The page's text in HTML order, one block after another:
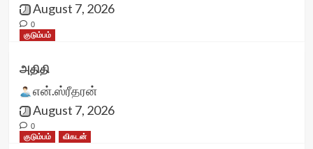
August 7, 2026
0
குடும்பம்
அதிதி
என்.ஸ்ரீதரன்
August 7, 2026
0
குடும்பம்
விகடன்